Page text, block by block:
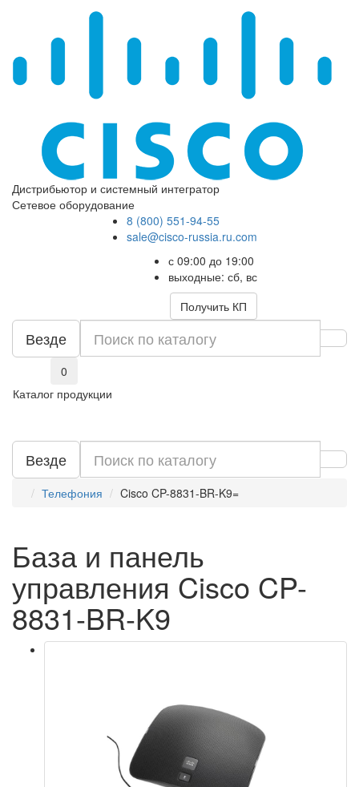
Дистрибьютор и системный интегратор
Сетевое оборудование
8 (800) 551-94-55
sale@cisco-russia.ru.com
с 09:00 до 19:00
выходные: сб, вс
Получить КП
Везде
0
Каталог продукции
Везде
Телефония Cisco CP-8831-BR-K9=
База и панель
управления Cisco CP-
8831-BR-K9